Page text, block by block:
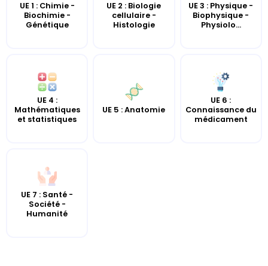
UE 1 : Chimie -
Biochimie -
Génétique
UE 2 : Biologie
cellulaire -
Histologie
UE 3 : Physique -
Biophysique -
Physiolo...
UE 4 :
Mathématiques
et statistiques
UE 5 : Anatomie
UE 6 :
Connaissance du
médicament
UE 7 : Santé -
Société -
Humanité